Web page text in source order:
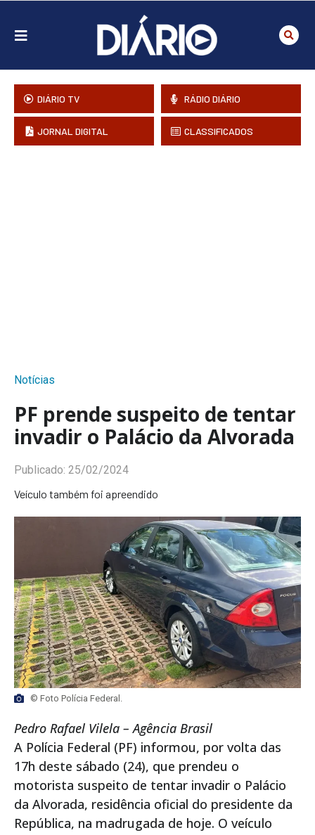
DIÁRIO TV RÁDIO DIÁRIO
JORNAL DIGITAL CLASSIFICADOS
Notícias
PF prende suspeito de tentar
invadir o Palácio da Alvorada
Publicado: 25/02/2024
Veículo também foi apreendido
© Foto Polícia Federal.
Pedro Rafael Vilela – Agência Brasil
A Polícia Federal (PF) informou, por volta das
17h deste sábado (24), que prendeu o
motorista suspeito de tentar invadir o Palácio
da Alvorada, residência oficial do presidente da
República, na madrugada de hoje. O veículo